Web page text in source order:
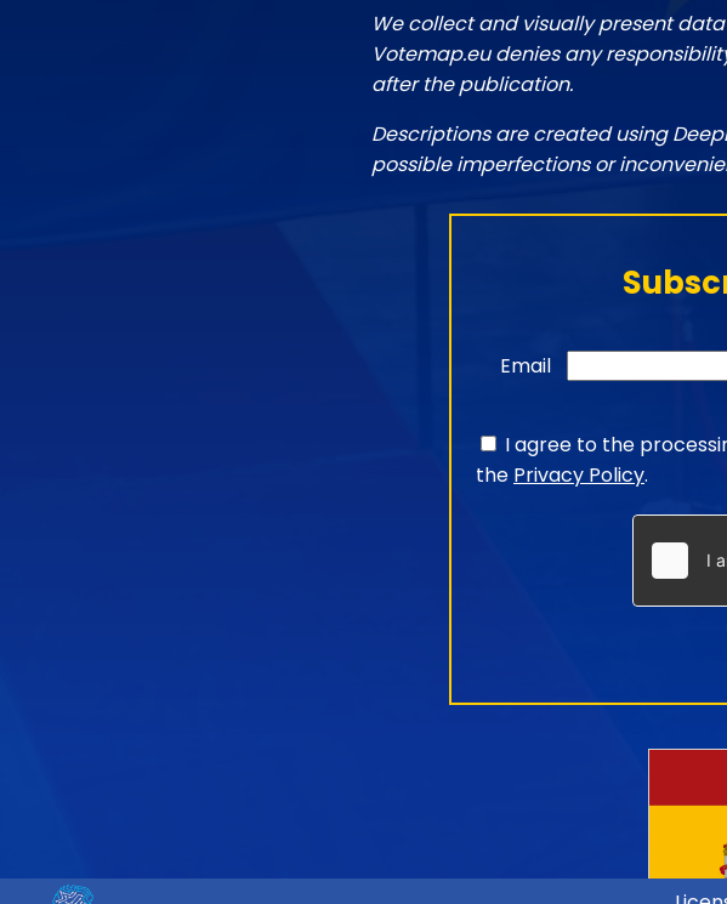
We collect and visually present
Votemap.eu denies any
after the publication.
Descriptions are created using
possible imperfections or
Email
I agree to the
the Privacy Policy.